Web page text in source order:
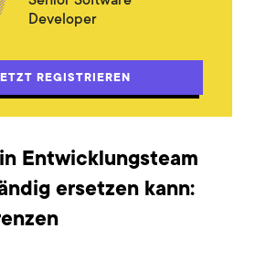
Developer
REGISTRIEREN
Entwicklungsteam
ersetzen kann: